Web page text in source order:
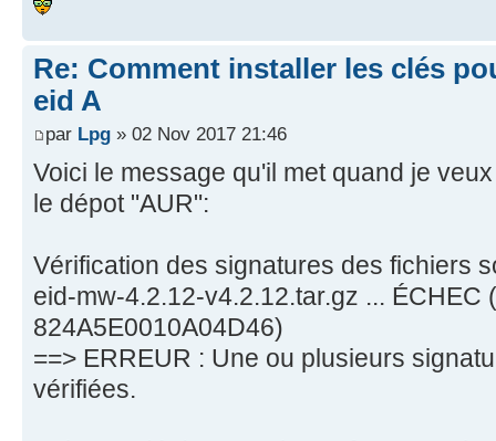
Re: Comment installer les clés
eid A
par Lpg » 02 Nov 2017 21:46
Voici le message qu'il met quand je
le dépot "AUR":
Vérification des signatures des fichiers
eid-mw-4.2.12-v4.2.12.tar.gz ... ÉCHEC
824A5E0010A04D46)
==> ERREUR : Une ou plusieurs
vérifiées.